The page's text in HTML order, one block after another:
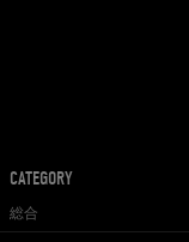
CATEGORY
総合